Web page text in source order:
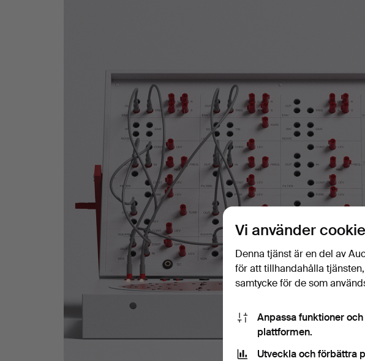
Hjärtebarnsfonden.
Vi använder
Denna tjänst är en del av
för att tillhandahålla
samtycke för de som
Anpassa funktioner
plattformen.
Utveckla och förbättra